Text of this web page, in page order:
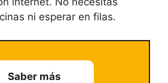
ni esperar en filas.
Saber más